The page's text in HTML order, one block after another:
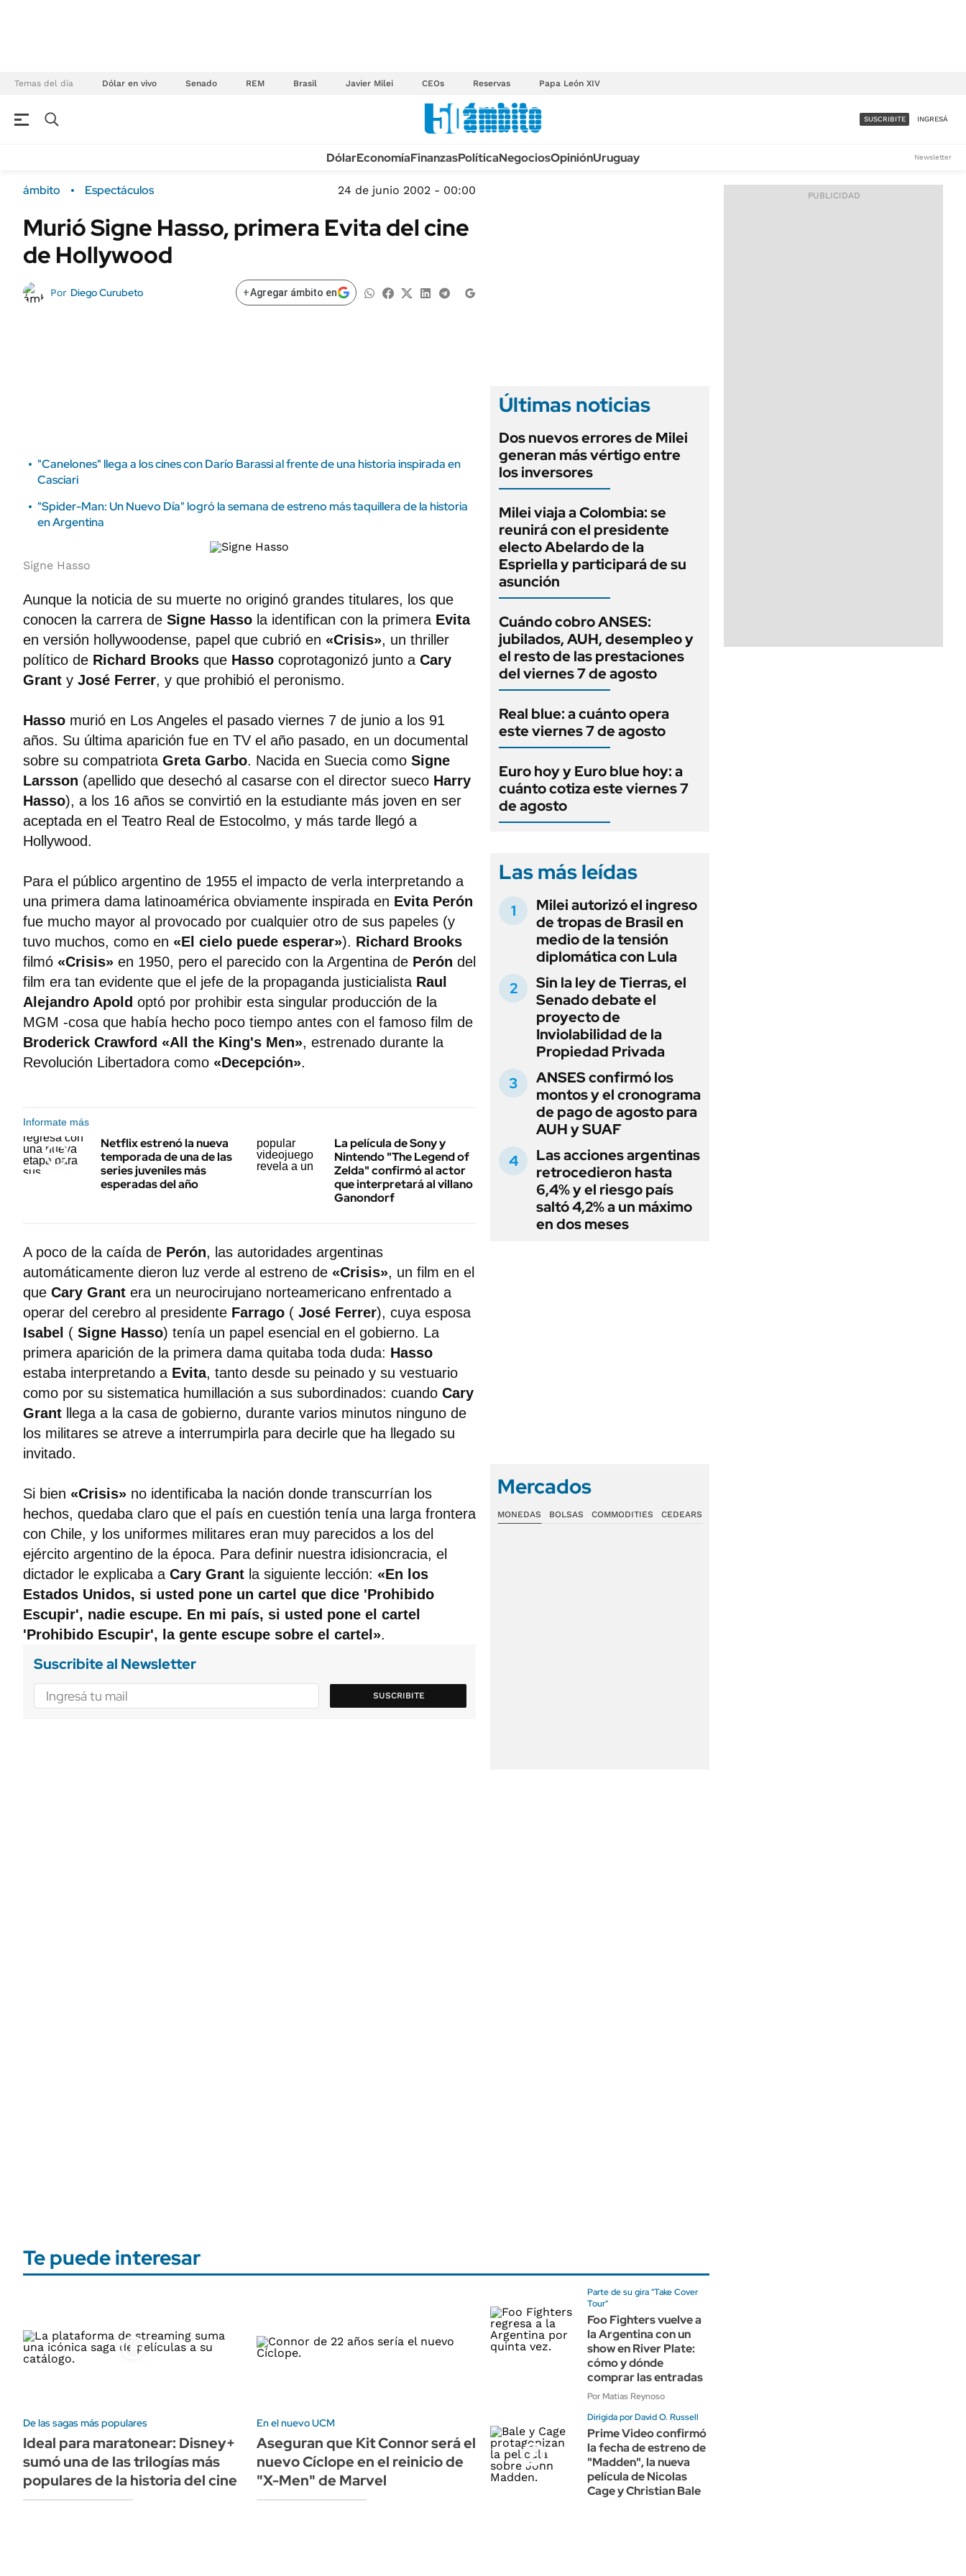
Temas del día Dólar en vivo Senado REM Brasil Javier Milei CEOs Reservas Papa León XIV
Campo
FINANZAS
Mercados
Sustentabilidad
POLÍTICA
TECNOLOGÍA
MÉXICO
MUNDO
ACCESO FULL - $1.800/MES
SUSCRIBITE INGRESÁ
DólarEconomíaFinanzasPolíticaNegociosOpiniónUruguay Newsletter
ámbito Espectáculos 24 de junio 2002 - 00:00
Murió Signe Hasso, primera Evita del cine
de Hollywood
Por Diego Curubeto +Agregar ámbito en
"Canelones" llega a los cines con Darío Barassi al frente de una historia inspirada en
Casciari
"Spider-Man: Un Nuevo Día" logró la semana de estreno más taquillera de la historia
en Argentina
Signe Hasso
Aunque la noticia de su muerte no originó grandes titulares, los que
conocen la carrera de Signe Hasso la identifican con la primera Evita
en versión hollywoodense, papel que cubrió en «Crisis», un thriller
político de Richard Brooks que Hasso coprotagonizó junto a Cary
Grant y José Ferrer, y que prohibió el peronismo.
Hasso murió en Los Angeles el pasado viernes 7 de junio a los 91
años. Su última aparición fue en TV el año pasado, en un documental
sobre su compatriota Greta Garbo. Nacida en Suecia como Signe
Larsson (apellido que desechó al casarse con el director sueco Harry
Hasso), a los 16 años se convirtió en la estudiante más joven en ser
aceptada en el Teatro Real de Estocolmo, y más tarde llegó a
Hollywood.
Para el público argentino de 1955 el impacto de verla interpretando a
una primera dama latinoamérica obviamente inspirada en Evita Perón
fue mucho mayor al provocado por cualquier otro de sus papeles (y
tuvo muchos, como en «El cielo puede esperar»). Richard Brooks
filmó «Crisis» en 1950, pero el parecido con la Argentina de Perón del
film era tan evidente que el jefe de la propaganda justicialista Raul
Alejandro Apold optó por prohibir esta singular producción de la
MGM -cosa que había hecho poco tiempo antes con el famoso film de
Broderick Crawford «All the King's Men», estrenado durante la
Revolución Libertadora como «Decepción».
Informate más
Netflix estrenó la nueva
temporada de una de las
series juveniles más
esperadas del año
La película de Sony y
Nintendo "The Legend of
Zelda" confirmó al actor
que interpretará al villano
Ganondorf
A poco de la caída de Perón, las autoridades argentinas
automáticamente dieron luz verde al estreno de «Crisis», un film en el
que Cary Grant era un neurocirujano norteamericano enfrentado a
operar del cerebro al presidente Farrago ( José Ferrer), cuya esposa
Isabel ( Signe Hasso) tenía un papel esencial en el gobierno. La
primera aparición de la primera dama quitaba toda duda: Hasso
estaba interpretando a Evita, tanto desde su peinado y su vestuario
como por su sistematica humillación a sus subordinados: cuando Cary
Grant
llega a la casa de gobierno, durante varios minutos ninguno de
los militares se atreve a interrumpirla para decirle que ha llegado su
invitado.
Si bien «Crisis» no identificaba la nación donde transcurrían los
hechos, quedaba claro que el país en cuestión tenía una larga frontera
con Chile, y los uniformes militares eran muy parecidos a los del
ejército argentino de la época. Para definir nuestra idisioncracia, el
dictador le explicaba a Cary Grant la siguiente lección: «En los
Estados Unidos, si usted pone un cartel que dice 'Prohibido
Escupir', nadie escupe. En mi país, si usted pone el cartel
'Prohibido Escupir', la gente escupe sobre el cartel».
Suscribite al Newsletter
SUSCRIBITE
Últimas noticias
Dos nuevos errores de Milei
generan más vértigo entre
los inversores
Milei viaja a Colombia: se
reunirá con el presidente
electo Abelardo de la
Espriella y participará de su
asunción
Cuándo cobro ANSES:
jubilados, AUH, desempleo y
el resto de las prestaciones
del viernes 7 de agosto
Real blue: a cuánto opera
este viernes 7 de agosto
Euro hoy y Euro blue hoy: a
cuánto cotiza este viernes 7
de agosto
Las más leídas
Milei autorizó el ingreso
de tropas de Brasil en
medio de la tensión
diplomática con Lula
Sin la ley de Tierras, el
Senado debate el
proyecto de
Inviolabilidad de la
Propiedad Privada
ANSES confirmó los
montos y el cronograma
de pago de agosto para
AUH y SUAF
Las acciones argentinas
retrocedieron hasta
6,4% y el riesgo país
saltó 4,2% a un máximo
en dos meses
Mercados
MONEDAS BOLSAS COMMODITIES CEDEARS
Te puede interesar
De las sagas más populares
Ideal para maratonear: Disney+
sumó una de las trilogías más
populares de la historia del cine
En el nuevo UCM
Aseguran que Kit Connor será el
nuevo Cíclope en el reinicio de
"X-Men" de Marvel
Parte de su gira "Take Cover
Tour"
Foo Fighters vuelve a
la Argentina con un
show en River Plate:
cómo y dónde
comprar las entradas
Por Matias Reynoso
Dirigida por David O. Russell
Prime Video confirmó
la fecha de estreno de
"Madden", la nueva
película de Nicolas
Cage y Christian Bale